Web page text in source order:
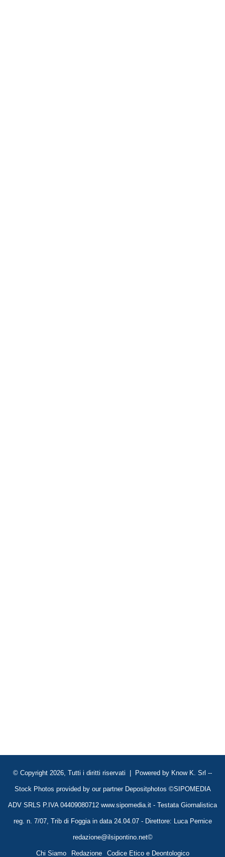
© Copyright 2026, Tutti i diritti riservati | Powered by Know K. Srl --
Stock Photos provided by our partner Depositphotos ©SIPOMEDIA
ADV SRLS P.IVA 04409080712 www.sipomedia.it - Testata Giornalistica
reg. n. 7/07, Trib di Foggia in data 24.04.07 - Direttore: Luca Pernice
redazione@ilsipontino.net©
Chi Siamo Redazione Codice Etico e Deontologico